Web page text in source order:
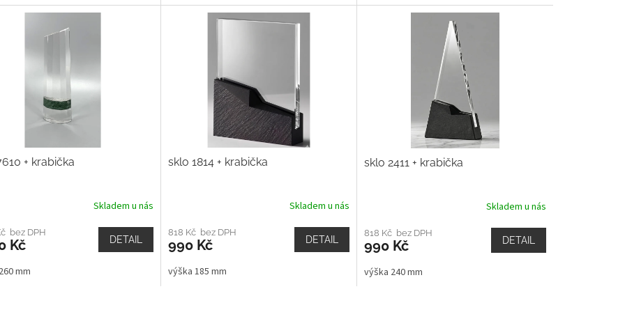
+ krabička
Skladem u nás
bez DPH
Kč DETAIL
mm
sklo 1814 + krabička
Skladem u nás
818 Kč bez DPH
990 Kč DETAIL
výška 185 mm
sklo 2411 + krabička
Skladem u nás
818 Kč bez DPH
990 Kč DETAIL
výška 240 mm